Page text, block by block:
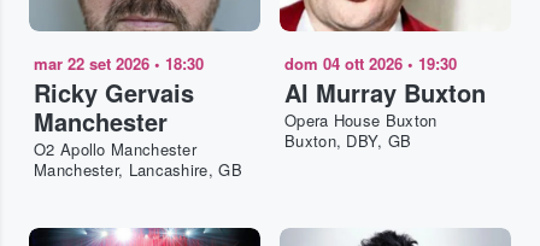
mar 22 set 2026 • 18:30
Ricky Gervais
Manchester
O2 Apollo Manchester
Manchester, Lancashire, GB
dom 04 ott 2026 • 19:30
Al Murray Buxton
Opera House Buxton
Buxton, DBY, GB